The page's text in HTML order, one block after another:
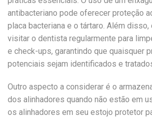
antibacteriano pode oferecer proteção
placa bacteriana e o tártaro. Além disso,
visitar o dentista regularmente para
e check-ups, garantindo que quaisquer
potenciais sejam identificados e
Outro aspecto a considerar é o
dos alinhadores quando não estão em
os alinhadores em seu estojo protetor